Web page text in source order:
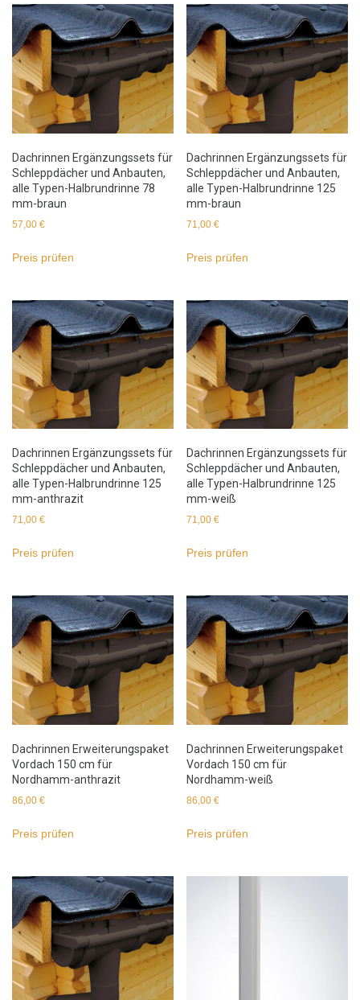
Dachrinnen Ergänzungssets für
Schleppdächer und Anbauten,
alle Typen-Halbrundrinne 78
mm-braun
57,00 €
Preis prüfen
Dachrinnen Ergänzungssets für
Schleppdächer und Anbauten,
alle Typen-Halbrundrinne 125
mm-braun
71,00€
Preis prüfen
Dachrinnen Ergänzungssets für
Schleppdächer und Anbauten,
alle Typen-Halbrundrinne 125
mm-anthrazit
71,00 €
Preis prüfen
Dachrinnen Ergänzungssets für
Schleppdächer und Anbauten,
alle Typen-Halbrundrinne 125
mm-weiß
71,00€
Preis prüfen
Dachrinnen Erweiterungspaket
Vordach 150 cm für
Nordhamm-anthrazit
86,00 €
Preis prüfen
Dachrinnen Erweiterungspaket
Vordach 150 cm für
Nordhamm-weiß
86,00€
Preis prüfen